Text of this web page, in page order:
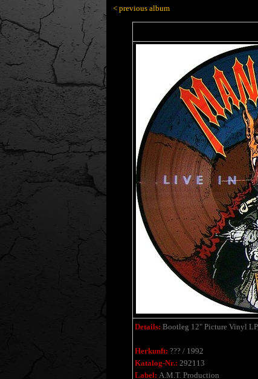
< previous album
Details: Bootleg 12" Picture Vinyl
Herkunft: ??? / 1992
Katalog-Nr.: 292113
Label: A.M.T. Production